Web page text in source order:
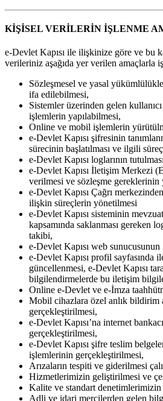
KİŞİSEL VERİLERİN İŞLENME
e-Devlet Kapısı ile ilişkinize göre ve bu
verileriniz aşağıda yer verilen amaçlarla
Sözleşmesel ve yasal
ifa edilebilmesi,
Sistemler üzerinden gelen
işlemlerin yapılabilmesi,
Online ve mobil işlemlerin
e-Devlet Kapısı şifresinin
sürecinin başlatılması ve ilgili
e-Devlet Kapısı loglarının
e-Devlet Kapısı İletişim Merkezi
verilmesi ve sözleşme gereklerinin
e-Devlet Kapısı Çağrı
ilişkin süreçlerin yönetilmesi
e-Devlet Kapısı sisteminin
kapsamında saklanması gereken
takibi,
e-Devlet Kapısı web
e-Devlet Kapısı profil sayfasında
güncellenmesi, e-Devlet Kapısı
bilgilendirmelerde bu iletişim
Online e-Devlet ve e-İmza
Mobil cihazlara özel anlık bildirim
gerçekleştirilmesi,
e-Devlet Kapısı’na internet
gerçekleştirilmesi,
e-Devlet Kapısı şifre teslim
işlemlerinin gerçekleştirilmesi,
Arızaların tespiti ve giderilmesi
Hizmetlerimizin geliştirilmesi ve
Kalite ve standart denetimlerimizin
Adli ve idari mercilerden gelen